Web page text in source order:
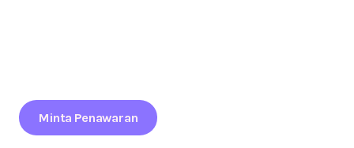
Minta Penawaran